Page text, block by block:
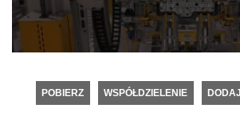
seconds
POBIERZ WSPÓŁDZIELENIE